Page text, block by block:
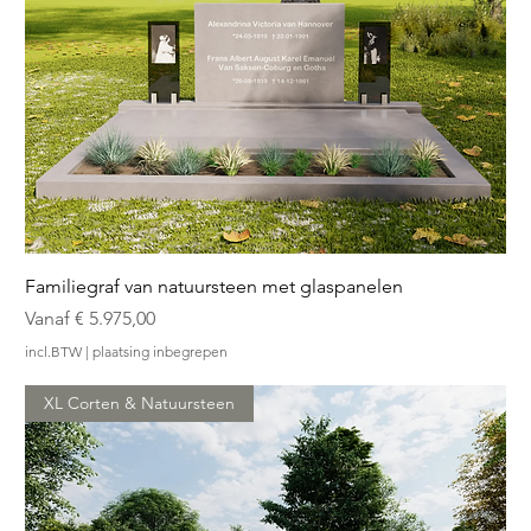
Familiegraf van natuursteen met glaspanelen
Vanaf € 5.975,00
Verkoopprijs
incl.BTW | plaatsing inbegrepen
XL Corten & Natuursteen